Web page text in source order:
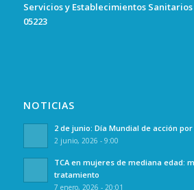
Servicios y Establecimientos
05223
NOTICIAS
2 de junio: Día Mundial de acción por
2 junio, 2026 - 9:00
TCA en mujeres de mediana edad:
tratamiento
7 enero, 2026 - 20:01